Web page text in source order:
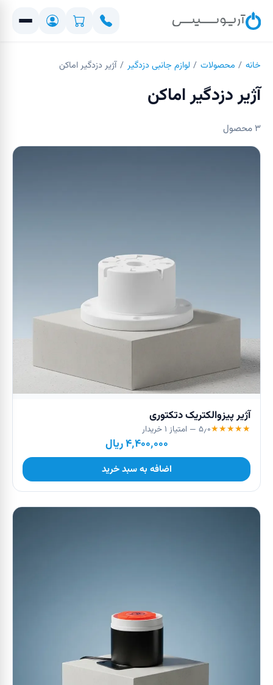
خانه / محصولات / لوازم جانبی دزدگیر / آژیر دزدگیر اماکن
آژیر دزدگیر اماکن
۳ محصول
آژیر پیزوالکتریک دتکتوری
★
★
★
★
★۵٫۰ — امتیاز ۱ خریدار
۴٬۴۰۰٬۰۰۰ریال
اضافه به سبد خرید